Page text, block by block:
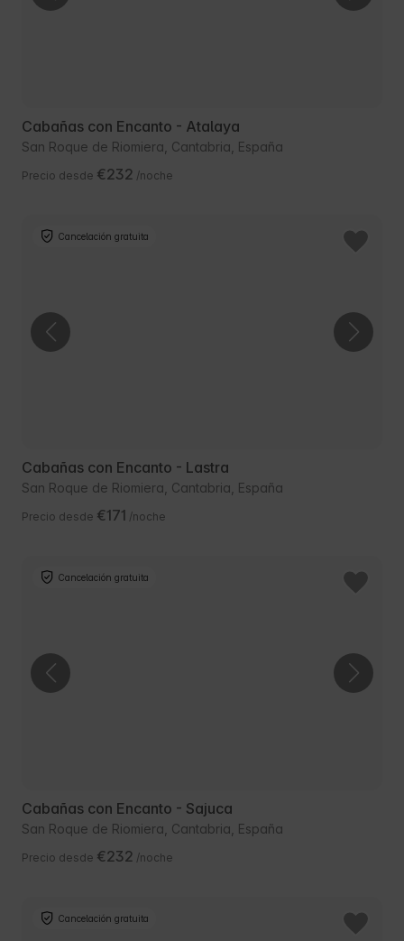
Cabañas con Encanto - Atalaya
San Roque de Riomiera, Cantabria, España
Precio desde €232 /noche
Cancelación gratuita
Cabañas con Encanto - Lastra
San Roque de Riomiera, Cantabria, España
Precio desde €171 /noche
Cancelación gratuita
Cabañas con Encanto - Sajuca
San Roque de Riomiera, Cantabria, España
Precio desde €232 /noche
Cancelación gratuita